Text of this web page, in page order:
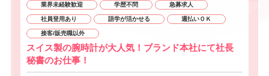
業界未経験歓迎 学歴不問 急募求人
社員登用あり 語学が活かせる 週払いＯＫ
接客/販売職以外
スイス製の腕時計が大人気！ブランド本社にて社長
秘書のお仕事！